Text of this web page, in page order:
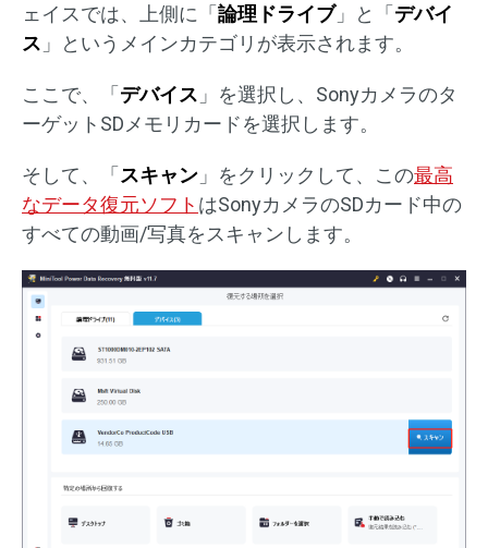
ェイスでは、上側に「 論理ドライブ」と「 デバイ
ス 」というメインカテゴリが表示されます。
ここで、「 デバイス 」を選択し、Sonyカメラのタ
ーゲットSDメモリカードを選択します。
そして、「 スキャン 」をクリックして、この最高
なデータ復元ソフト はSonyカメラのSDカード中の
すべての動画/写真をスキャンします。